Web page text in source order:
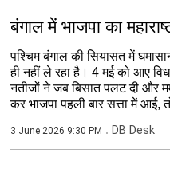
बंगाल में भाजपा का
पश्चिम बंगाल की सियासत में
ही नहीं ले रहा है। 4 मई को आए
नतीजों ने जब बिसात पलट दी और
कर भाजपा पहली बार सत्ता में आई,
3 June 2026 9:30 PM DB Desk